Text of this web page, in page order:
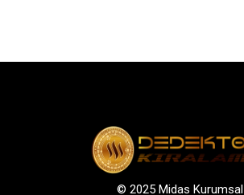
© 2025 Midas Kurumsal